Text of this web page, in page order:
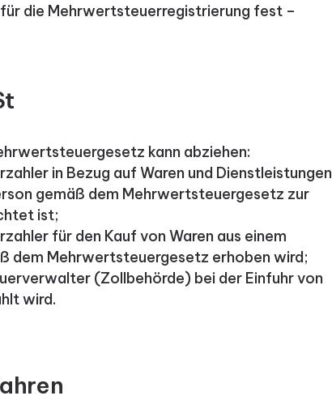
die Mehrwertsteuerregistrierung fest –
kann abziehen:
in Bezug auf Waren und Dienstleistungen
gemäß dem Mehrwertsteuergesetz zur
ist;
für den Kauf von Waren aus einem
dem Mehrwertsteuergesetz erhoben wird;
(Zollbehörde) bei der Einfuhr von
wird.